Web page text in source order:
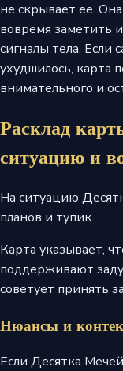
не скрывает ее.
вовремя заметить
сигналы тела. Если
ухудшилось, карта
внимательного и
Расклад
ситуацию и
На ситуацию
планов и тупик.
Карта указывает,
поддерживают
советует принять
Нюансы и
Если Десятка